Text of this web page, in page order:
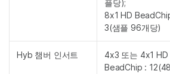
플당);
8x1 HD
3(샘플 96개당)
Hyb 챔버 인서트
4x3 또는 4x1 HD
BeadChip :